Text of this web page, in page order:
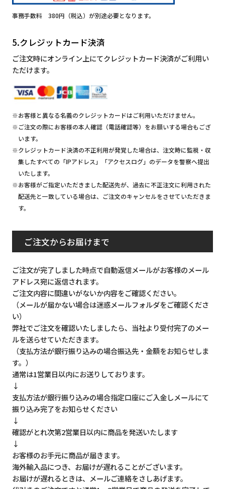
事務手数料 380円（税込）が別途必要となります。
5.クレジットカード決済
ご注文時にオンライン上にてクレジットカード決済がご利用い
ただけます。
※お客様と異なる名義のクレジットカードはご利用いただけません。
※ご注文の際にお客様の本人確認（電話確認等）をお願いする場合もござ
います。
※クレジットカード決済の不正利用が発覚した場合は、注文時に監視・収
集したすべての「IPアドレス」「アクセスログ」のデータを警察へ提出
いたします。
※お客様がご指定いただきました配送先が、過去に不正注文に利用された
配送先と一致している場合は、ご注文のキャンセルをさせていただきま
す。
ご注文からお届けまで
ご注文が完了しました時点で自動返信メールがお客様のメール
アドレス宛に返信されます。
ご注文内容に間違いがないか内容をご確認ください。
（メールが届かない場合は迷惑メールフォルダをご確認くださ
い）
弊社でご注文を確認いたしましたら、当社より受付完了のメー
ルを送らせていただきます。
（支払方法が銀行振り込みの場合振込先・金額をお知らせしま
す。）
通常は1営業日以内にお送りしております。
↓
支払方法が銀行振り込みの場合指定口座にご入金しメールにて
振り込み完了をお知らせください
↓
確認がとれ次第2営業日以内に商品を発送いたします
↓
お客様のお手元に商品が届きます。
海外輸入品につき、お届けが遅れることがございます。
お届けが遅れるときは、メールご連絡をさしあげます。